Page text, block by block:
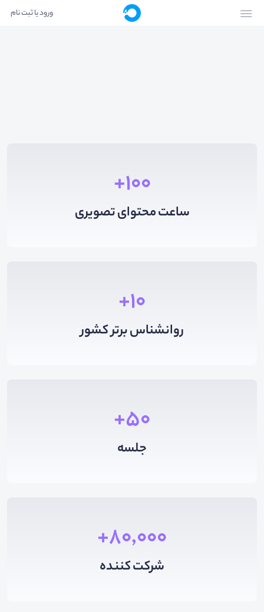
ورود یا ثبت نام
100+
ساعت محتوای تصویری
10+
روانشناس برتر کشور
50+
جلسه
80,000+
شرکت کننده